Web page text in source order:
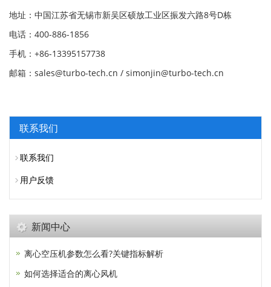
地址：中国江苏省无锡市新吴区硕放工业区振发六路8号D栋
电话：400-886-1856
手机：+86-13395157738
邮箱：sales@turbo-tech.cn / simonjin@turbo-tech.cn
联系我们
联系我们
用户反馈
新闻中心
离心空压机参数怎么看?关键指标解析
如何选择适合的离心风机